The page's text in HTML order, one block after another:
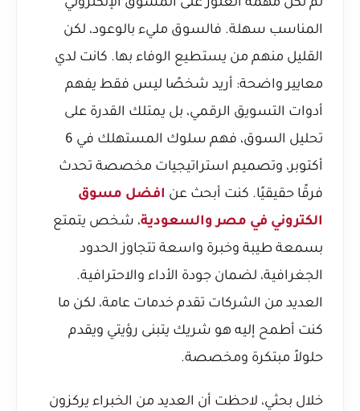
لم تكن مهمة العثور على المسوق الإلكتروني
المناسب سهلة. فالسوق مليء بالوعود، لكن
القليل منهم من يستطيع الوفاء بها. كانت لدي
معايير واضحة: أريد شخصًا ليس فقط يفهم
أدوات التسويق الرقمي، بل يمتلك القدرة على
تحليل السوق، فهم سلوك المستهلك في 6
أكتوبر، وتصميم استراتيجيات مخصصة تحدث
فرقًا حقيقيًا. كنت أبحث عن افضل مسوق
الكتروني في مصر والسعودية، شخص يتمتع
بسمعة طيبة وخبرة واسعة تتجاوز الحدود
الجغرافية، لضمان جودة الأداء والاحترافية.
العديد من الشركات تقدم خدمات عامة، لكن ما
كنت أطمح إليه هو شريك يتبنى رؤيتي ويقدم
حلولاً مبتكرة ومخصصة.
خلال بحثي، لاحظت أن العديد من الخبراء يركزون